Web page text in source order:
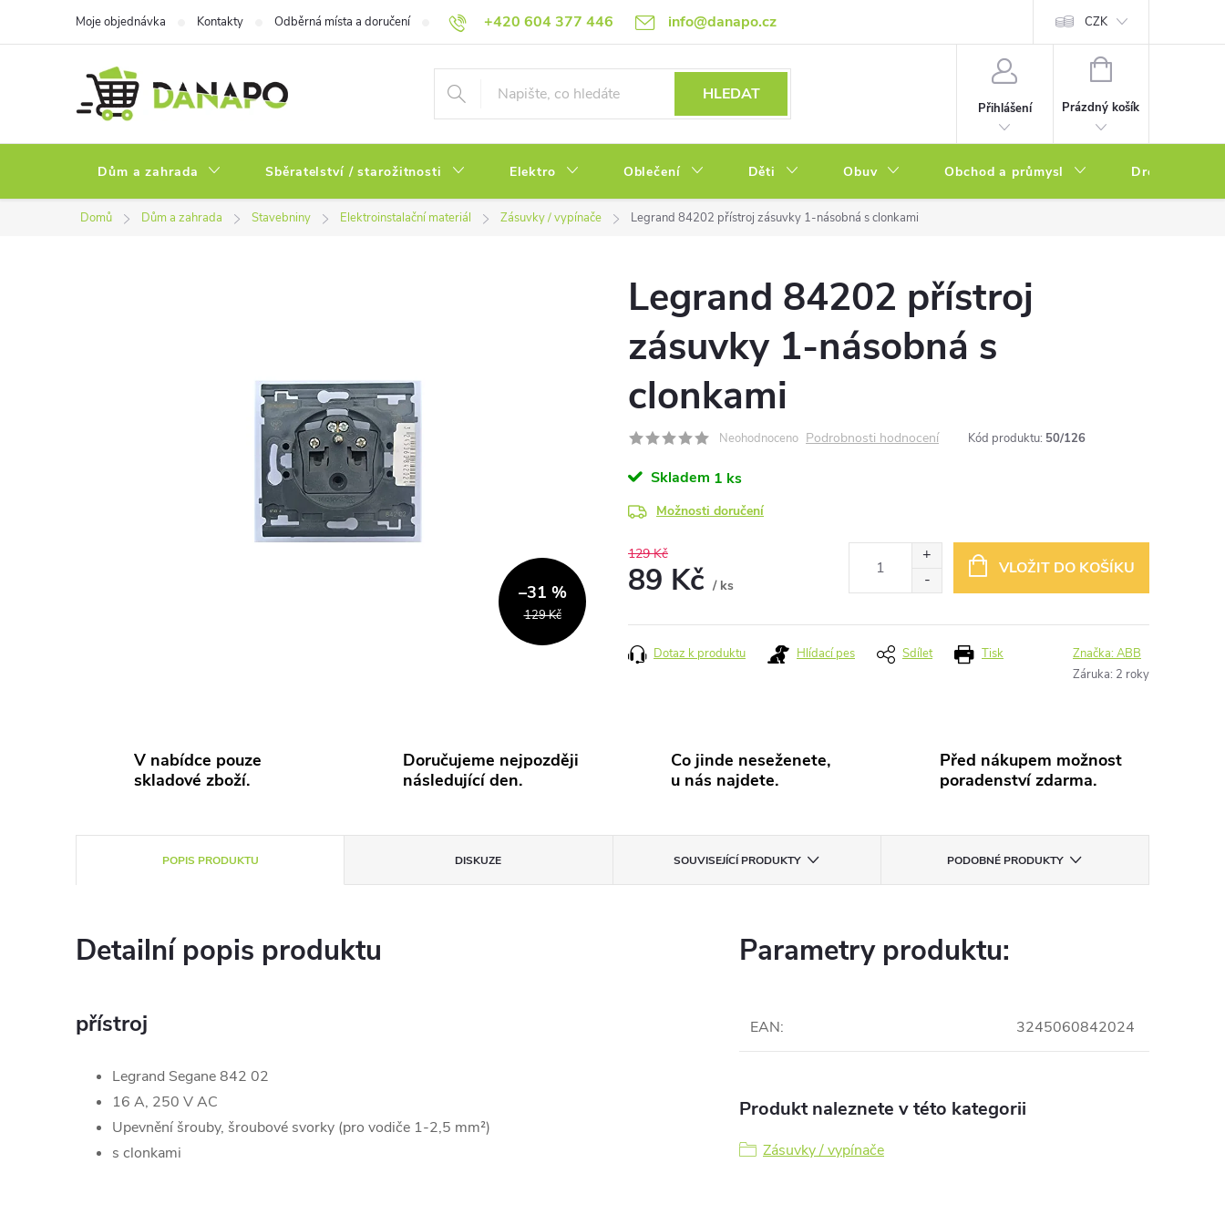
+420 604 377 446 info@danapo.cz
Moje objednávka Kontakty Odběrná místa a doručení Hodnocení obchodu Obchodní podmínky Reklamace a výměna zboží Podmínky ochrany osobních údajů Soubory cookies
CZK
HLEDAT
Přihlášení
NÁKUPNÍ
Prázdný košík
Dům a zahrada Sběratelství / starožitnosti Elektro Oblečení Děti Obuv Obchod a průmysl Drogerie
Domů Dům a zahrada Stavebniny Elektroinstalační materiál Zásuvky / vypínače Legrand 84202 přístroj zásuvky 1-násobná s clonkami
129 Kč
–31 %
Legrand 84202 přístroj
zásuvky 1-násobná s
clonkami
Neohodnoceno Podrobnosti hodnocení Kód produktu: 50/126
Skladem 1 ks
Možnosti doručení
129 Kč
89 Kč / ks
cena:
VLOŽIT DO KOŠÍKU
Tisk
Dotaz k produktu Hlídací pes Sdílet Značka:ABB
Záruka: 2 roky
V nabídce pouze
skladové zboží.
Doručujeme nejpozději
následující den.
Co jinde neseženete,
u nás najdete.
Před nákupem možnost
poradenství zdarma.
POPIS PRODUKTU DISKUZE SOUVISEJÍCÍ PRODUKTY PODOBNÉ PRODUKTY
Detailní popis produktu
přístroj
Legrand Segane 842 02
16 A, 250 V AC
Upevnění šrouby, šroubové svorky (pro vodiče 1-2,5 mm²)
s clonkami
Parametry produktu:
EAN: 3245060842024
Produkt naleznete v této kategorii
Zásuvky / vypínače